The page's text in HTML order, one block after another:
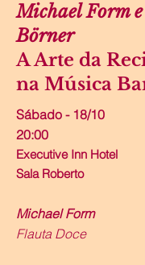
Michael Form
Börner
A Arte da
na Música
Sábado - 18/10
20:00
Executive Inn Hotel
Sala Roberto
Michael Form
Flauta Doce